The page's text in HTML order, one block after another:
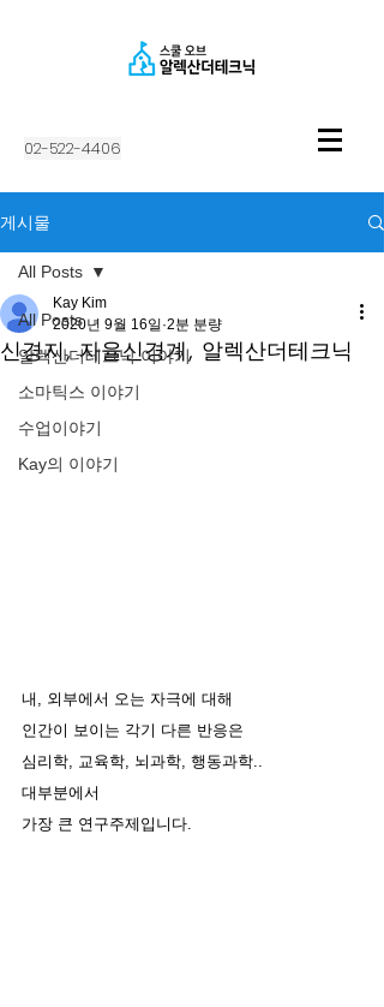
02-522-4406
게시물
All Posts
알렉산더테크닉 이야기
소마틱스 이야기
수업이야기
Kay의 이야기
All Posts
신경지, 자율신경계, 알렉산더테크닉
Kay Kim
2020년 9월 16일 2분 분량
내, 외부에서 오는 자극에 대해
인간이 보이는 각기 다른 반응은
심리학, 교육학, 뇌과학, 행동과학..
대부분에서
가장 큰 연구주제입니다.